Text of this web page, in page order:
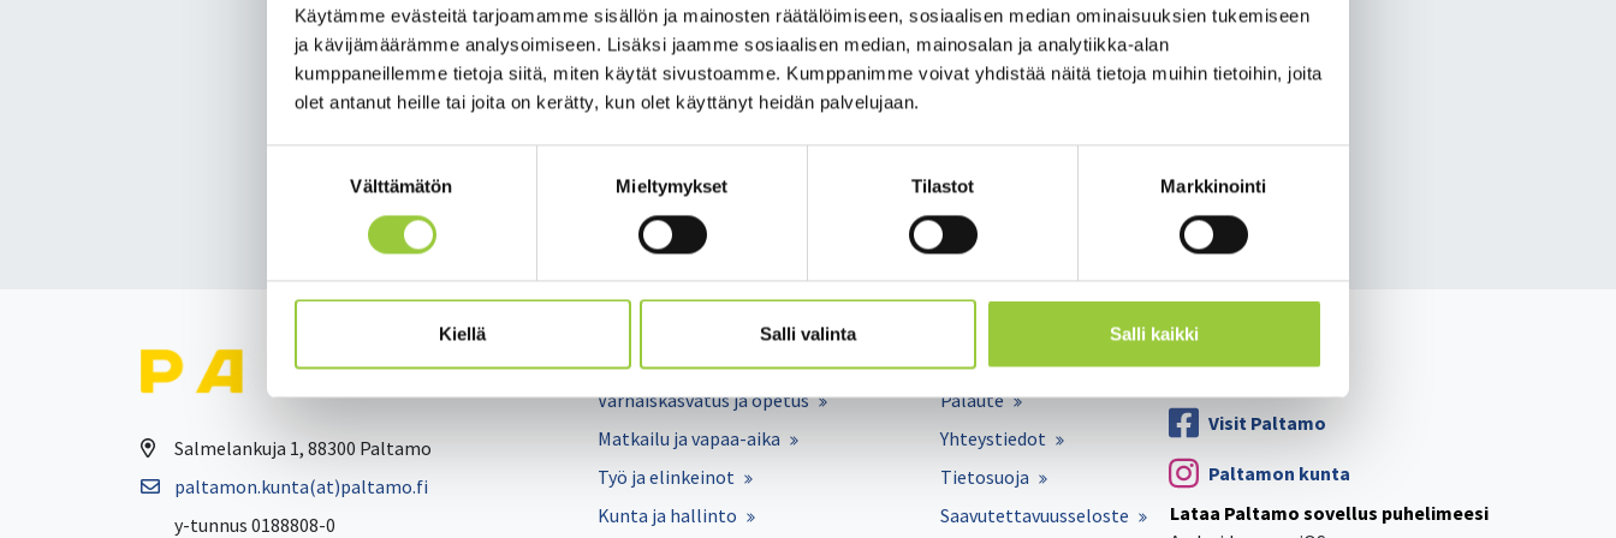
Käytämme evästeitä tarjoamamme sisällön ja mainosten räätälöimiseen, sosiaalisen median ominaisuuksien tukemiseen
ja kävijämäärämme analysoimiseen. Lisäksi jaamme sosiaalisen median, mainosalan ja analytiikka-alan
kumppaneillemme tietoja siitä, miten käytät sivustoamme. Kumppanimme voivat yhdistää näitä tietoja muihin tietoihin, joita
olet antanut heille tai joita on kerätty, kun olet käyttänyt heidän palvelujaan.
Välttämätön Mieltymykset Tilastot Markkinointi
Kiellä Salli valinta Salli kaikki
tar­tun­taa. Tes­te­jä on teh­ty noin 700. Ko­ro­na­vi­ruk­ses­ta ai­heu­tu­nei­ta kuo­le­man­ta­pauk­sia Kai­nuus­sa ei ole.
Se­kä maa­kun­nal­li­ses­ti et­tä val­ta­kun­nal­li­ses­ti epi­de­mia­ti­lan­ne on ra­joi­tus­toi­mien myö­tä va­kiin­tu­nut ei­kä epi­
de­mian laa­je­ne­mi­ses­ta ole viit­tei­tä. Ti­lan­teen rau­hoit­tu­mi­ses­ta huo­li­mat­ta so­siaa­li­sia kon­tak­te­ja on edel­leen
syy­tä vält­tää ja ol­la yh­tey­des­sä ter­vey­den­huol­toon mi­kä­li hen­gi­tys­tiein­fek­tion oi­rei­ta il­me­nee.
Takaisin uutisiin
Salmelankuja 1, 88300 Paltamo
paltamon.kunta(at)paltamo.fi
y-tunnus 0188808-0
Asuminen ja ympäristö
Varhaiskasvatus ja opetus
Matkailu ja vapaa-aika
Työ ja elinkeinot
Kunta ja hallinto
Lomakkeet
Palaute
Yhteystiedot
Tietosuoja
Saavutettavuusseloste
Paltamon kunta
Visit Paltamo
Paltamon kunta
Lataa Paltamo sovellus puhelimeesi